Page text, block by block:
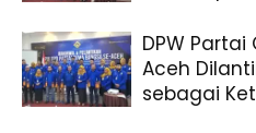
DPW
Aceh
sebagai